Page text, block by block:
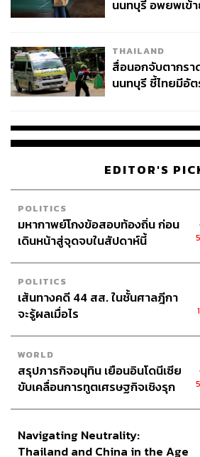
นนทบุรี อพยพเข้
THAILAND
สื่อนอกจับตากรา
นนทบุรี ชี้ไทยมีอั
EDITOR'S
POLITICS
มหากาพย์โกงข้อสอบท้องถิ่น ก่อน
เดินหน้าสู่จุดจบในสัปดาห์นี้
POLITICS
เส้นทางคดี 44 สส. ในชั้นศาลฎีกา
จะรู้ผลเมื่อไร
WORLD
สรุปภารกิจอนุทิน เยือนอินโดนีเซีย
ขับเคลื่อนการทูตเศรษฐกิจเชิงรุก
Navigating Neutrality:
Thailand and China in the Age